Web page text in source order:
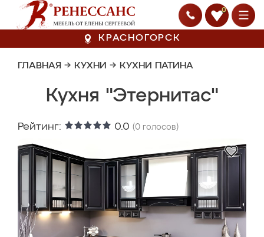
0
КРАСНОГОРСК
ГЛАВНАЯ → КУХНИ → КУХНИ ПАТИНА
Кухня "Этернитас"
Рейтинг: 0.0 (0 голосов)